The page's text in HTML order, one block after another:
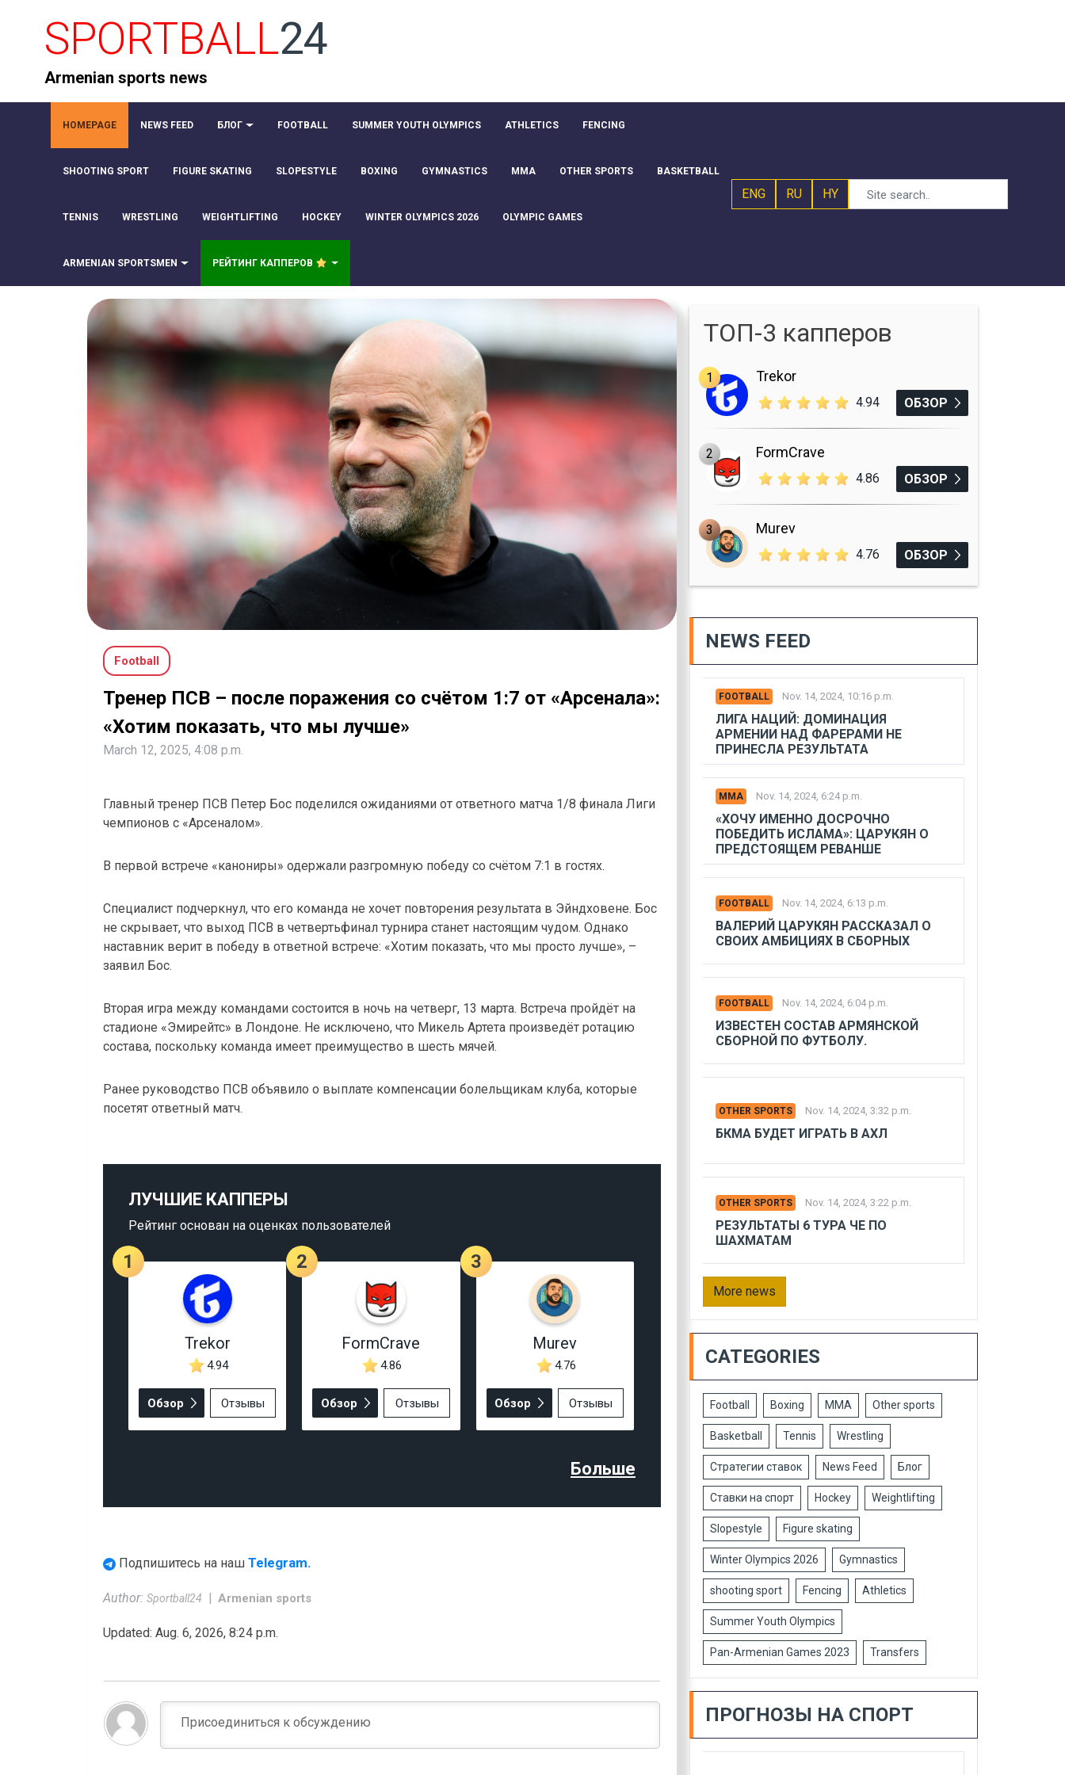
SPORTBALL24
Armenian sports news
HOMEPAGE NEWS FEED БЛОГ FOOTBALL SUMMER YOUTH OLYMPICS ATHLETICS FENCING
SHOOTING SPORT FIGURE SKATING SLOPESTYLE BOXING GYMNASTICS MMA OTHER SPORTS BASKETBALL
TENNIS WRESTLING WEIGHTLIFTING HOCKEY WINTER OLYMPICS 2026 OLYMPIC GAMES
ARMENIAN SPORTSMEN РЕЙТИНГ КАППЕРОВ
ENG RU HY
Football
Тренер ПСВ – после поражения со счётом 1:7 от «Арсенала»:
«Хотим показать, что мы лучше»
March 12, 2025, 4:08 p.m.
Главный тренер ПСВ Петер Бос поделился ожиданиями от ответного матча 1/8 финала Лиги
чемпионов с «Арсеналом».
В первой встрече «канониры» одержали разгромную победу со счётом 7:1 в гостях.
Специалист подчеркнул, что его команда не хочет повторения результата в Эйндховене. Бос
не скрывает, что выход ПСВ в четвертьфинал турнира станет настоящим чудом. Однако
наставник верит в победу в ответной встрече: «Хотим показать, что мы просто лучше», –
заявил Бос.
Вторая игра между командами состоится в ночь на четверг, 13 марта. Встреча пройдёт на
стадионе «Эмирейтс» в Лондоне. Не исключено, что Микель Артета произведёт ротацию
состава, поскольку команда имеет преимущество в шесть мячей.
Ранее руководство ПСВ объявило о выплате компенсации болельщикам клуба, которые
посетят ответный матч.
ЛУЧШИЕ КАППЕРЫ
Рейтинг основан на оценках пользователей
1
Trekor
4.94
Обзор Отзывы
2
FormCrave
4.86
Обзор Отзывы
3
Murev
4.76
Обзор Отзывы
Больше
Подпишитесь на наш Telegram.
Author: Sportball24 Armenian sports
Updated: Aug. 6, 2026, 8:24 p.m.
ТОП-3 капперов
1 Trekor
4.94 ОБЗОР
2 FormCrave
4.86 ОБЗОР
3 Murev
4.76 ОБЗОР
NEWS FEED
FOOTBALL Nov. 14, 2024, 10:16 p.m.
ЛИГА НАЦИЙ: ДОМИНАЦИЯ
АРМЕНИИ НАД ФАРЕРАМИ НЕ
ПРИНЕСЛА РЕЗУЛЬТАТА
MMA Nov. 14, 2024, 6:24 p.m.
«ХОЧУ ИМЕННО ДОСРОЧНО
ПОБЕДИТЬ ИСЛАМА»: ЦАРУКЯН О
ПРЕДСТОЯЩЕМ РЕВАНШЕ
FOOTBALL Nov. 14, 2024, 6:13 p.m.
ВАЛЕРИЙ ЦАРУКЯН РАССКАЗАЛ О
СВОИХ АМБИЦИЯХ В СБОРНЫХ
FOOTBALL Nov. 14, 2024, 6:04 p.m.
ИЗВЕСТЕН СОСТАВ АРМЯНСКОЙ
СБОРНОЙ ПО ФУТБОЛУ.
OTHER SPORTS Nov. 14, 2024, 3:32 p.m.
БКМА БУДЕТ ИГРАТЬ В АХЛ
OTHER SPORTS Nov. 14, 2024, 3:22 p.m.
РЕЗУЛЬТАТЫ 6 ТУРА ЧЕ ПО
ШАХМАТАМ
More news
CATEGORIES
Football Boxing MMA Other sports
Basketball Tennis Wrestling
Стратегии ставок News Feed Блог
Ставки на спорт Hockey Weightlifting
Slopestyle Figure skating
Winter Olympics 2026 Gymnastics
shooting sport Fencing Athletics
Summer Youth Olympics
Pan-Armenian Games 2023 Transfers
ПРОГНОЗЫ НА СПОРТ